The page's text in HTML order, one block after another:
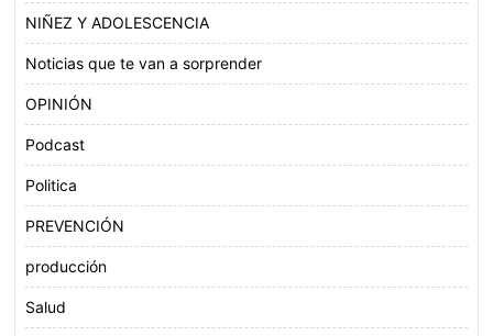
NIÑEZ Y ADOLESCENCIA
Noticias que te van a sorprender
OPINIÓN
Podcast
Politica
PREVENCIÓN
producción
Salud